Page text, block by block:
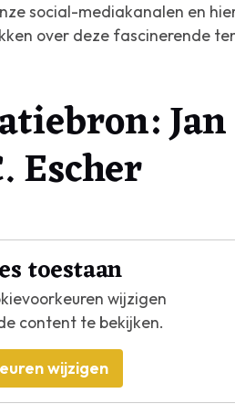
social-mediakanalen en
over deze fascinerende
Escher
toestaan
wijzigen
content te bekijken.
wijzigen